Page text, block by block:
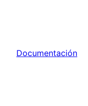
Documentación